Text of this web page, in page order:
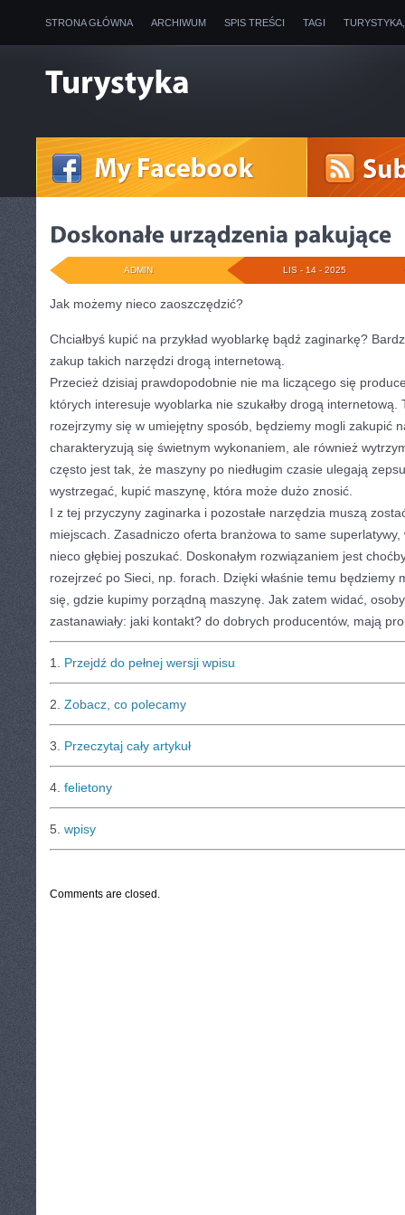
STRONA GŁÓWNA ARCHIWUM SPIS TREŚCI TAGI
LIS - 14 - 2025
ADMIN
Jak możemy nieco zaoszczędzić?
Chciałbyś kupić na przykład wyoblarkę bądź zaginarkę?
zakup takich narzędzi drogą internetową.
Przecież dzisiaj prawdopodobnie nie ma liczącego się
których interesuje wyoblarka nie szukałby drogą internetową.
rozejrzymy się w umiejętny sposób, będziemy mogli zakupić
charakteryzują się świetnym wykonaniem, ale również
często jest tak, że maszyny po niedługim czasie ulegają
wystrzegać, kupić maszynę, która może dużo znosić.
I z tej przyczyny zaginarka i pozostałe narzędzia muszą
miejscach. Zasadniczo oferta branżowa to same superlatywy,
nieco głębiej poszukać. Doskonałym rozwiązaniem jest
rozejrzeć po Sieci, np. forach. Dzięki właśnie temu będziemy
się, gdzie kupimy porządną maszynę. Jak zatem widać,
zastanawiały: jaki kontakt? do dobrych producentów, mają
1. Przejdź do pełnej wersji wpisu
2. Zobacz, co polecamy
3. Przeczytaj cały artykuł
4. felietony
5. wpisy
Comments are closed.